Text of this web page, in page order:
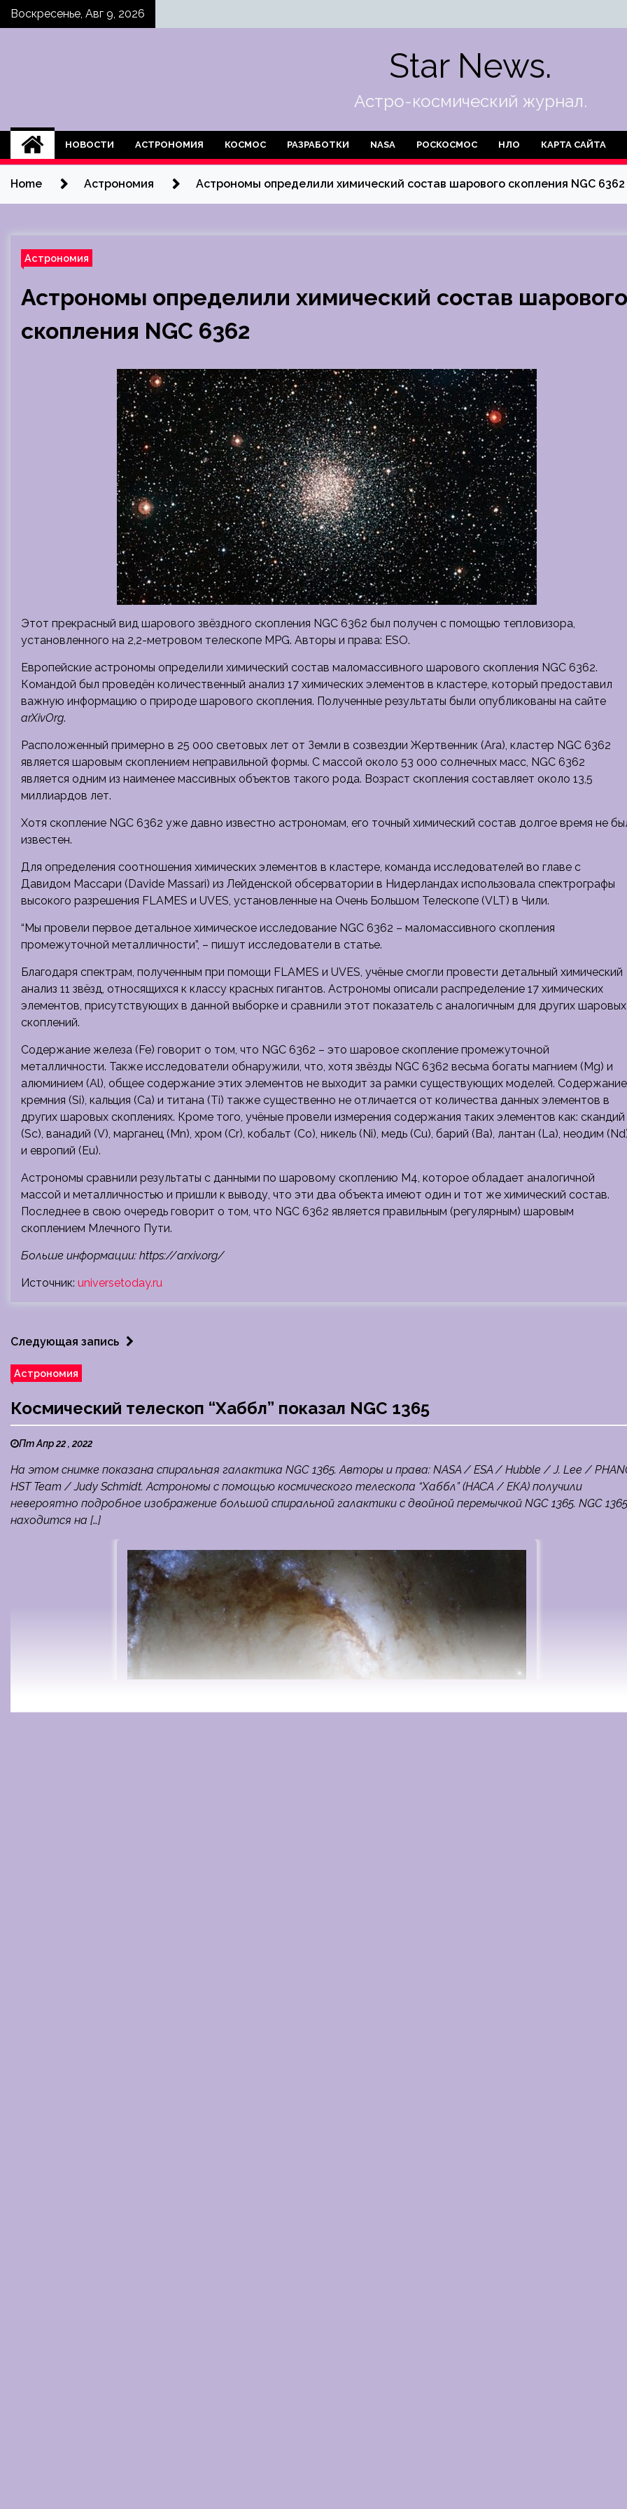
SkipВоскресенье, Авг 9, 2026
Star News.
Астро-космический журнал.
НОВОСТИ АСТРОНОМИЯ КОСМОС РАЗРАБОТКИ NASA РОСКОСМОС НЛО КАРТА САЙТА
Home Астрономия Астрономы определили химический состав шарового скопления NGC 6362
Астрономия
Астрономы определили химический состав шарового
скопления NGC 6362
Этот прекрасный вид шарового звёздного скопления NGC 6362 был получен с помощью тепловизора,
установленного на 2,2-метровом телескопе MPG. Авторы и права: ESO.
Европейские астрономы определили химический состав маломассивного шарового скопления NGC 6362.
Командой был проведён количественный анализ 17 химических элементов в кластере, который предоставил
важную информацию о природе шарового скопления. Полученные результаты были опубликованы на сайте
arXivOrg.
Расположенный примерно в 25 000 световых лет от Земли в созвездии Жертвенник (Ara), кластер NGC 6362
является шаровым скоплением неправильной формы. С массой около 53 000 солнечных масс, NGC 6362
является одним из наименее массивных объектов такого рода. Возраст скопления составляет около 13,5
миллиардов лет.
Хотя скопление NGC 6362 уже давно известно астрономам, его точный химический состав долгое время не
известен.
Для определения соотношения химических элементов в кластере, команда исследователей во главе с
Давидом Массари (Davide Massari) из Лейденской обсерватории в Нидерландах использовала спектрографы
высокого разрешения FLAMES и UVES, установленные на Очень Большом Телескопе (VLT) в Чили.
“Мы провели первое детальное химическое исследование NGC 6362 – маломассивного скопления
промежуточной металличности”, – пишут исследователи в статье.
Благодаря спектрам, полученным при помощи FLAMES и UVES, учёные смогли провести детальный химический
анализ 11 звёзд, относящихся к классу красных гигантов. Астрономы описали распределение 17 химических
элементов, присутствующих в данной выборке и сравнили этот показатель с аналогичным для других шаровых
скоплений.
Содержание железа (Fe) говорит о том, что NGC 6362 – это шаровое скопление промежуточной
металличности. Также исследователи обнаружили, что, хотя звёзды NGC 6362 весьма богаты магнием (Mg) и
алюминием (Al), общее содержание этих элементов не выходит за рамки существующих моделей. Содержание
кремния (Si), кальция (Ca) и титана (Ti) также существенно не отличается от количества данных элементов в
других шаровых скоплениях. Кроме того, учёные провели измерения содержания таких элементов как: скандий
(Sc), ванадий (V), марганец (Mn), хром (Cr), кобальт (Со), никель (Ni), медь (Cu), барий (Ba), лантан (La), неодим
и европий (Eu).
Астрономы сравнили результаты с данными по шаровому скоплению M4, которое обладает аналогичной
массой и металличностью и пришли к выводу, что эти два объекта имеют один и тот же химический состав.
Последнее в свою очередь говорит о том, что NGC 6362 является правильным (регулярным) шаровым
скоплением Млечного Пути.
Больше информации: https://arxiv.org/
Источник: universetoday.ru
Следующая запись
Астрономия
Космический телескоп “Хаббл” показал NGC 1365
Пт Апр 22 , 2022
На этом снимке показана спиральная галактика NGC 1365. Авторы и права: NASA / ESA / Hubble / J. Lee /
HST Team / Judy Schmidt. Астрономы с помощью космического телескопа “Хаббл” (НАСА / ЕКА) получили
невероятно подробное изображение большой спиральной галактики с двойной перемычкой NGC 1365. NGC 1365
находится на […]